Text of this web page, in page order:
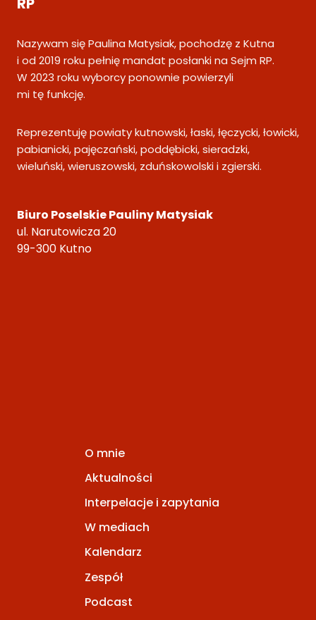
Nazywam się Paulina Matysiak, pochodzę z Kutna
i od 2019 roku pełnię mandat posłanki na Sejm RP.
W 2023 roku wyborcy ponownie powierzyli
mi tę funkcję.
Reprezentuję powiaty kutnowski, łaski, łęczycki, łowicki,
pabianicki, pajęczański, poddębicki, sieradzki,
wieluński, wieruszowski, zduńskowolski i zgierski.
Biuro Poselskie Pauliny Matysiak
ul. Narutowicza 20
99-300 Kutno
O mnie
Aktualności
Interpelacje i zapytania
W mediach
Kalendarz
Zespół
Podcast